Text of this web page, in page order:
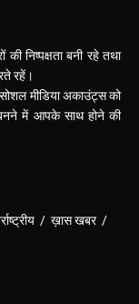
निष्पक्षता बनी रहे तथा
रहें।
मीडिया अकाउंट्स को
में आपके साथ होने की
/ ख़ास खबर /